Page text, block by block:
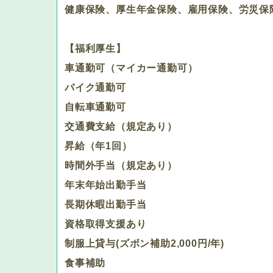
健康保険、厚生年金保険、雇用保険、労災保
【福利厚生】
車通勤可（マイカー通勤可）
バイク通勤可
自転車通勤可
交通費支給（規定あり）
昇給（年1回）
時間外手当（規定あり）
年末年始出勤手当
長期休暇出勤手当
資格取得支援あり
制服上貸与(ズボン補助2,000円/年)
食事補助